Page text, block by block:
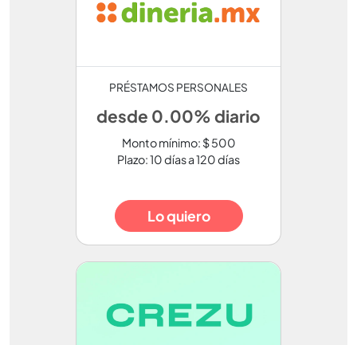
PRÉSTAMOS PERSONALES
desde 0.00% diario
Monto mínimo: $ 500
Plazo: 10 días a 120 días
Lo quiero